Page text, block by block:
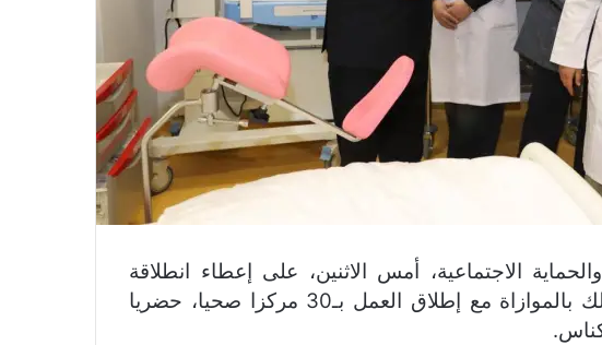
الاجتماعية، أمس الاثنين، على إعطاء انطلاقة
خدمات مستشفى القرب بإفران، وذلك بالموازاة مع إطلاق العمل بـ30 مركزا صحيا، حضريا